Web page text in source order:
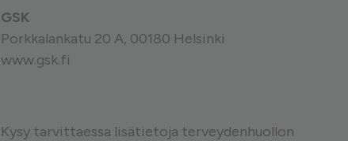
GSK
Porkkalankatu 20 A, 00180 Helsinki
www.gsk.fi
Kysy tarvittaessa lisätietoja terveydenhuollon